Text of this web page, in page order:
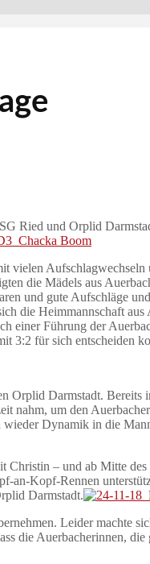
Ried und Orplid
vielen
die Mädels aus
und gute Aufschläge
die Heimmannschaft
einer Führung der
3:2 für sich entscheiden
Darmstadt. Bereits
nahm, um den
Dynamik in die
– und ab Mitte
an-Kopf-Rennen
Darmstadt.
Leider machte
die Auerbacherinnen, die